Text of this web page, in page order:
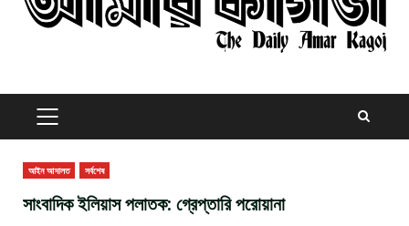
PRIMARY
MENU
আইন আদালত সর্বশেষ
সাংবাদিক ইলিয়াস পলাতক: গ্রেপ্তারি পরোয়ানা